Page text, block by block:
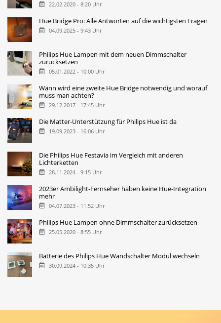
22.02.2020 - 8:20 Uhr
Hue Bridge Pro: Alle Antworten auf die wichtigsten Fragen
04.09.2025 - 9:43 Uhr
Philips Hue Lampen mit dem neuen Dimmschalter
zurücksetzen
05.01.2022 - 10:00 Uhr
Wann wird eine zweite Hue Bridge notwendig und worauf
muss man achten?
29.12.2017 - 17:45 Uhr
Die Matter-Unterstützung für Philips Hue ist da
19.09.2023 - 16:06 Uhr
Die Philips Hue Festavia im Vergleich mit anderen
Lichterketten
28.11.2024 - 9:15 Uhr
2023er Ambilight-Fernseher haben keine Hue-Integration
mehr
04.07.2023 - 11:52 Uhr
Philips Hue Lampen ohne Dimmschalter zurücksetzen
25.05.2020 - 8:55 Uhr
Batterie des Philips Hue Wandschalter Modul wechseln
30.09.2024 - 10:35 Uhr